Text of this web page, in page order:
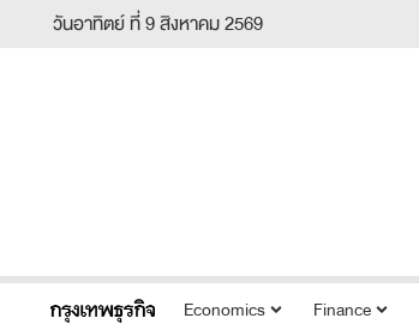
วันอาทิตย์ ที่ 9 สิงหาคม 2569
Economics Finance